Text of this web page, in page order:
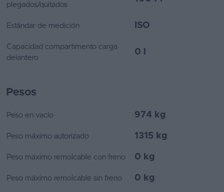
plegados/quitados
Estándar de medición ISO
Capacidad compartimento carga
delantero
0 l
Peso en vacío 974 kg
Peso máximo autorizado 1315 kg
Peso máximo remolcable con freno 0 kg
Peso máximo remolcable sin freno 0 kg
Pesos